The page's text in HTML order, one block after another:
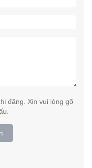
đăng. Xin vui lòng gõ